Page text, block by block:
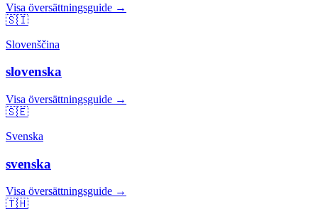
Visa översättningsguide →
🇸🇮
Slovenščina
slovenska
Visa översättningsguide →
🇸🇪
Svenska
svenska
Visa översättningsguide →
🇹🇭